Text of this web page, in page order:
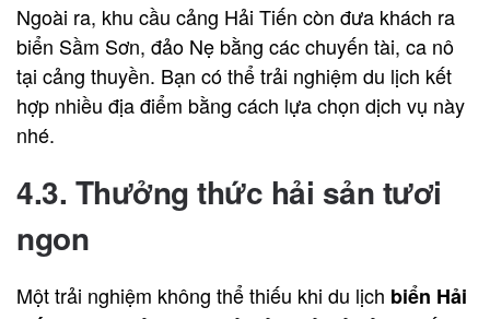
Ngoài ra, khu cầu cảng Hải Tiến còn đưa khách ra
biển Sầm Sơn, đảo Nẹ bằng các chuyến tài, ca nô
tại cảng thuyền. Bạn có thể trải nghiệm du lịch kết
hợp nhiều địa điểm bằng cách lựa chọn dịch vụ này
nhé.
4.3. Thưởng thức hải sản tươi
ngon
Một trải nghiệm không thể thiếu khi du lịch biển Hải